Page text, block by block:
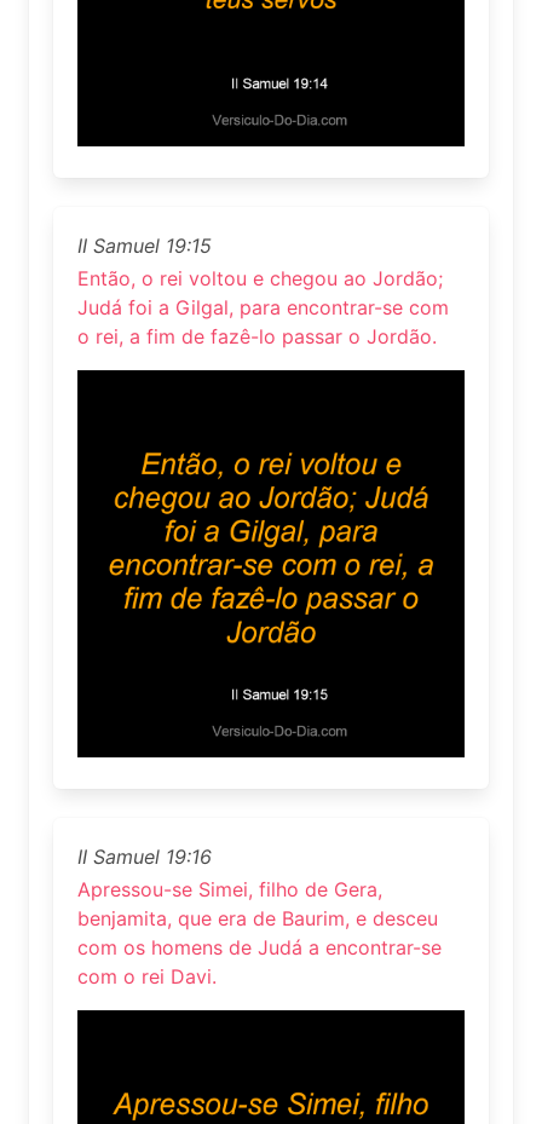
II Samuel 19:15
Então, o rei voltou e chegou ao Jordão;
Judá foi a Gilgal, para encontrar-se com
o rei, a fim de fazê-lo passar o Jordão.
II Samuel 19:16
Apressou-se Simei, filho de Gera,
benjamita, que era de Baurim, e desceu
com os homens de Judá a encontrar-se
com o rei Davi.